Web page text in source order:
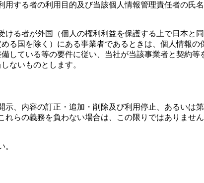
する者の利用目的及び当該個人情報管理責任者の氏
る者が外国（個人の権利利益を保護する上で日本と
る国を除く）にある事業者であるときは、個人情報
している等の要件に従い、当社が当該事業者と契約
ないものとします。
、内容の訂正・追加・削除及び利用停止、あるいは
らの義務を負わない場合は、この限りではありませ
。